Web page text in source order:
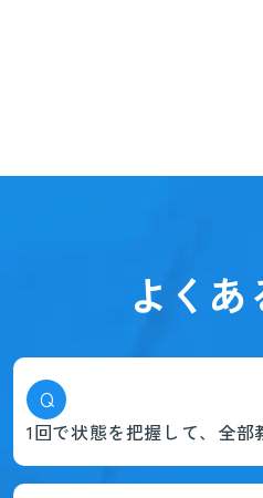
よくあ
Q
1回で状態を把握して、全部